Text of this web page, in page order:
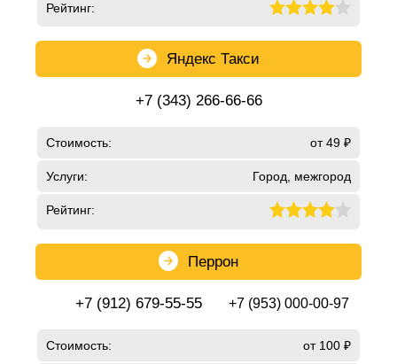
Рейтинг:
Яндекс Такси
+7 (343) 266-66-66
Стоимость: от 49 ₽
Услуги: Город, межгород
Рейтинг:
Перрон
+7 (912) 679-55-55 +7 (953) 000-00-97
Стоимость: от 100 ₽